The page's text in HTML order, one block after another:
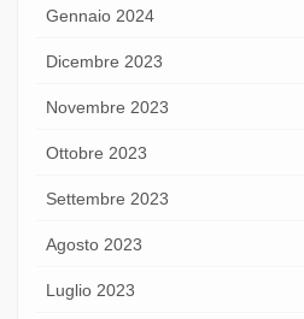
Gennaio 2024
Dicembre 2023
Novembre 2023
Ottobre 2023
Settembre 2023
Agosto 2023
Luglio 2023